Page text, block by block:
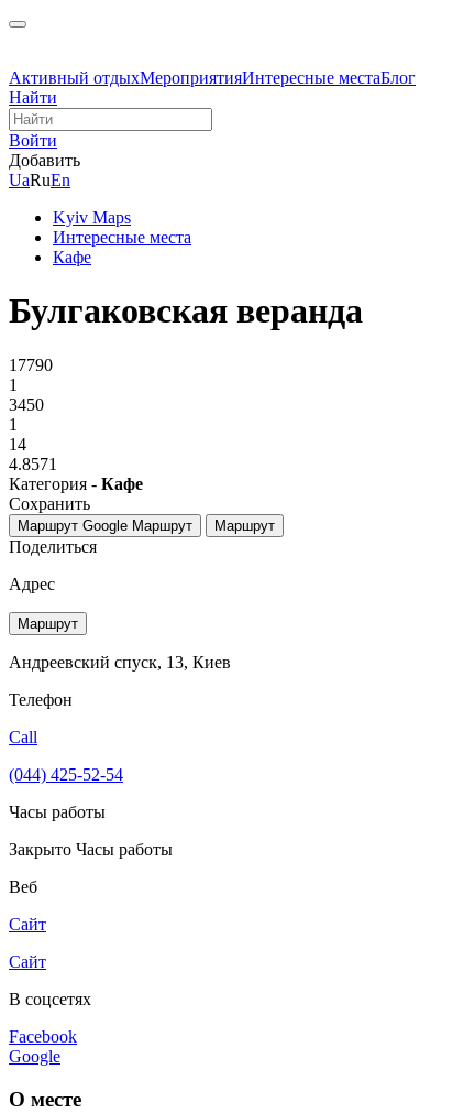
Активный отдыхМероприятияИнтересные местаБлог
Найти
Войти
Добавить
UaRuEn
Kyiv Maps
Интересные места
Кафе
Булгаковская веранда
17790
1
3450
1
14
4.8571
Категория - Кафе
Сохранить
Маршрут Google Маршрут Маршрут
Поделиться
Адрес
Маршрут
Андреевский спуск, 13, Киев
Телефон
Call
(044) 425-52-54
Часы работы
Закрыто Часы работы
Веб
Сайт
Сайт
В соцсетях
Facebook
Google
О месте